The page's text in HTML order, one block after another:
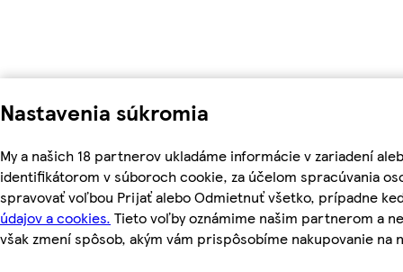
Nastavenia súkromia
My a našich 18 partnerov ukladáme informácie v zariadení
identifikátorom v súboroch cookie, za účelom spracúvania
spravovať voľbou Prijať alebo Odmietnuť všetko, prípadne
údajov a cookies. Tieto voľby oznámime našim partnerom a
však zmení spôsob, akým vám prispôsobíme nakupovanie na